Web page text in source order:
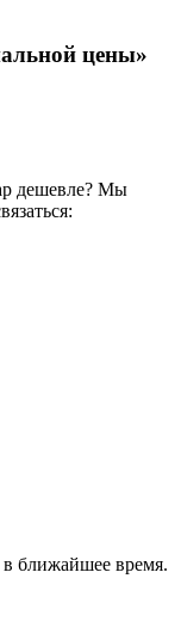
цены»
дешевле? Мы
ближайшее время.